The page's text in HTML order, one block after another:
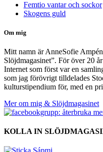
Femtio vantar och sockor
Skogens guld
Om mig
Mitt namn är AnneSofie
Slöjdmagasinet”. För över 20
Internet som först var en
som jag förövrigt tilldelades
kulturstipendium för, med en
Mer om mig & Slöjdmagasinet
KOLLA IN